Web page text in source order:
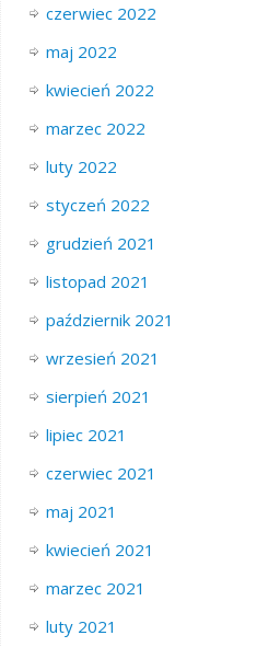
czerwiec 2022
maj 2022
kwiecień 2022
marzec 2022
luty 2022
styczeń 2022
grudzień 2021
listopad 2021
październik 2021
wrzesień 2021
sierpień 2021
lipiec 2021
czerwiec 2021
maj 2021
kwiecień 2021
marzec 2021
luty 2021